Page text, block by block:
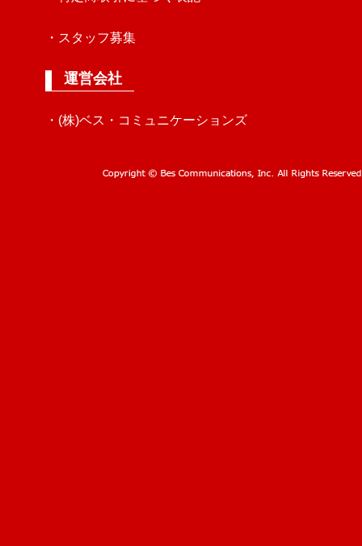
・スタッフ募集
運営会社
・(株)ベス・コミュニケーションズ